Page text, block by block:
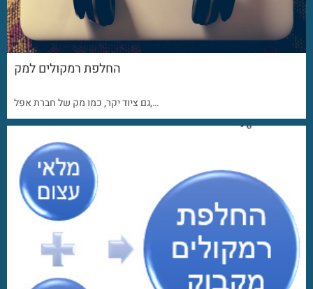
החלפת רמקולים למק
גם ציוד יקר, כמו מק של חברת אפל,…